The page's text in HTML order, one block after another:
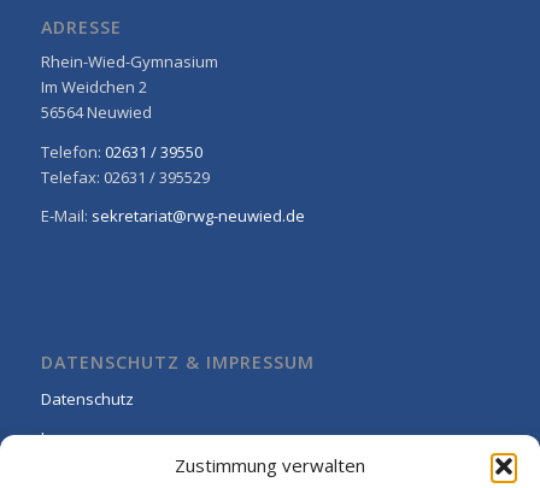
Zustimmung verwalten
ADRESSE
Rhein-Wied-Gymnasium
Im Weidchen 2
56564 Neuwied
Telefon: 02631 / 39550
Telefax: 02631 / 395529
E-Mail: sekretariat@rwg-neuwied.de
DATENSCHUTZ & IMPRESSUM
Datenschutz
Impressum
Cookie-Richtlinie (EU)